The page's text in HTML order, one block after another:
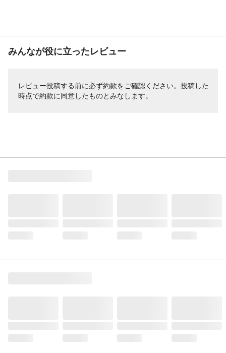
みんなが役に立ったレビュー
レビュー投稿する前に必ず約款をご確認ください。投稿した
時点で約款に同意したものとみなします。